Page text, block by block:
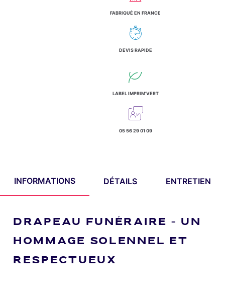
FABRIQUÉ EN FRANCE
DEVIS RAPIDE
LABEL IMPRIM'VERT
05 56 29 01 09
INFORMATIONS DÉTAILS ENTRETIEN
DRAPEAU FUNÉRAIRE – UN
HOMMAGE SOLENNEL ET
RESPECTUEUX